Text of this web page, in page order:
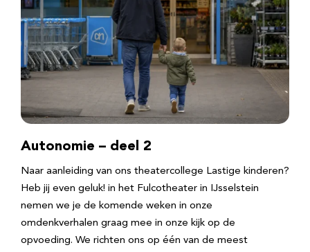
Autonomie – deel 2
Naar aanleiding van ons theatercollege Lastige kinderen?
Heb jij even geluk! in het Fulcotheater in IJsselstein
nemen we je de komende weken in onze
omdenkverhalen graag mee in onze kijk op de
opvoeding. We richten ons op één van de meest